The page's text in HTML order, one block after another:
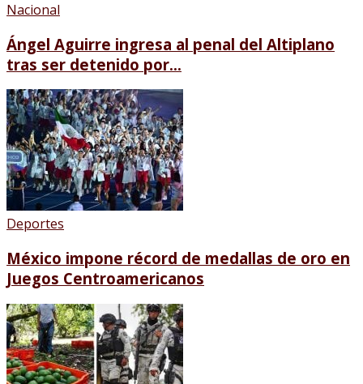
Nacional
Ángel Aguirre ingresa al penal del Altiplano
tras ser detenido por...
Deportes
México impone récord de medallas de oro en
Juegos Centroamericanos